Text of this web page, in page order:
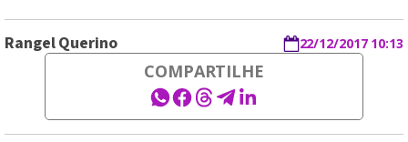
Rangel Querino 22/12/2017 10:13
COMPARTILHE